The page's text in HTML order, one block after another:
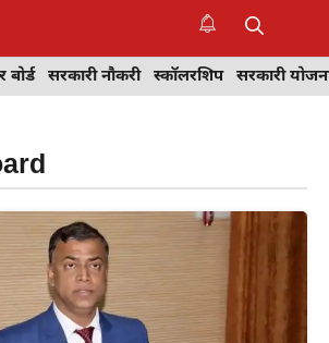
बोर्ड सरकारी नौकरी स्कॉलरशिप सरकारी